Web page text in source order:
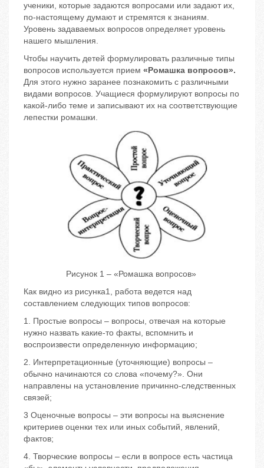
ученики, которые задаются вопросами или задают их,
по-настоящему думают и стремятся к знаниям.
Уровень задаваемых вопросов определяет уровень
нашего мышления.
Чтобы научить детей формулировать различные типы
вопросов используется прием «Ромашка вопросов».
Для этого нужно заранее познакомить с различными
видами вопросов. Учащиеся формулируют вопросы по
какой-либо теме и записывают их на соответствующие
лепестки ромашки.
Рисунок 1 – «Ромашка вопросов»
Как видно из рисунка1, работа ведется над
составлением следующих типов вопросов:
1. Простые вопросы – вопросы, отвечая на которые
нужно назвать какие-то факты, вспомнить и
воспроизвести определенную информацию;
2. Интерпретационные (уточняющие) вопросы –
обычно начинаются со слова «почему?». Они
направлены на установление причинно-следственных
связей;
3 Оценочные вопросы – эти вопросы на выяснение
критериев оценки тех или иных событий, явлений,
фактов;
4. Творческие вопросы – если в вопросе есть частица